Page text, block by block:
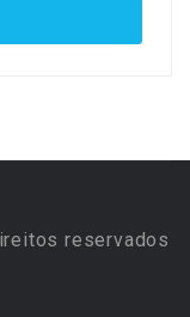
reservados